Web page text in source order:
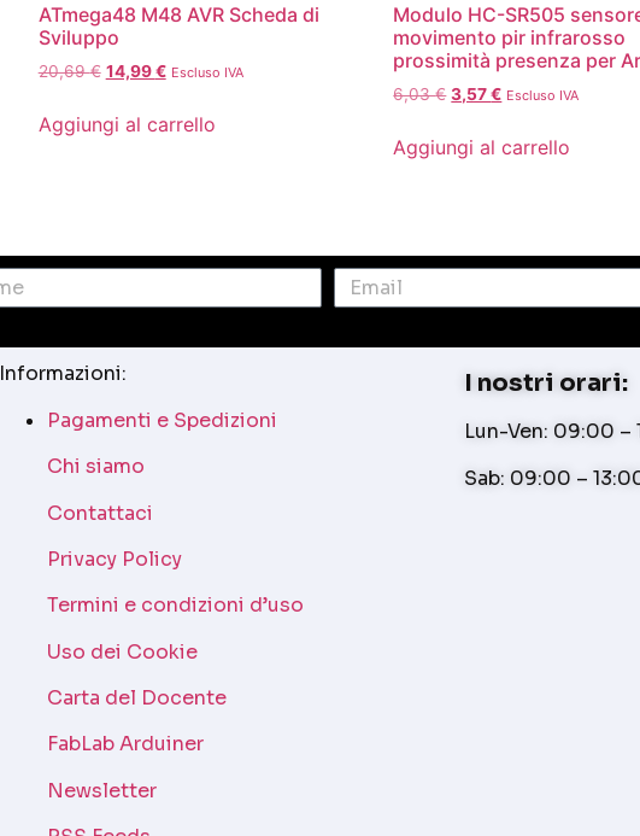
ATmega48 M48 AVR Scheda di
Sviluppo
20,69€ 14,99€ Escluso IVA
Aggiungi al carrello
Modulo HC-SR505
movimento pir infrarosso
prossimità presenza per
6,03€ 3,57€ Escluso IVA
Aggiungi al carrello
Informazioni:
Pagamenti e Spedizioni
Chi siamo
Contattaci
Privacy Policy
Termini e condizioni d’uso
Uso dei Cookie
Carta del Docente
FabLab Arduiner
Newsletter
I nostri orari:
Lun-Ven: 09:00 –
Sab: 09:00 –